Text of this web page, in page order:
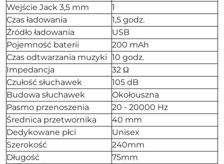
Wejście Jack 3,5 mm
1
Czas ładowania
1,5 godz.
Źródło ładowania
USB
Pojemność baterii
200 mAh
Czas odtwarzania muzyki 10 godz.
Impedancja
32 Ω
Czułość słuchawek
105 dB
Budowa słuchawek
Okołouszna
Pasmo przenoszenia
20 - 20000 Hz
Średnica przetwornika
40 mm
Dedykowane płci
Unisex
Szerokość
240mm
Długość
75mm